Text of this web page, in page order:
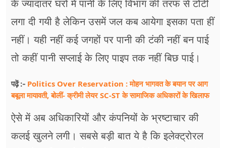
शिक्षा
अन्य खबरें
के ज्यादातर घरों में पानी के लिए विभाग की तरफ से टोटी
लगा दी गयी है लेकिन उसमें जल कब आयेगा इसका पता हीं
नहीं। यही नहीं कई जगहों पर पानी की टंकी नहीं बन पाई
तो कहीं पानी सप्लाई के लिए पाइप तक नहीं बिछ पाई।
पढ़ें :- Politics Over Reservation : मोहन भागवत के बयान पर आग
बबूला मायावती, बोलीं- क्रीमी लेयर SC-ST के सामाजिक अधिकारों के खिलाफ
ऐसे में अब अधिकारियों और कंपनियों के भ्रष्टाचार की
कलई खुलने लगी। सबसे बड़ी बात ये है कि इलेक्ट्रोरल